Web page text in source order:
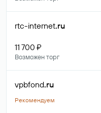
rtc-internet.ru
11 700 ₽
Возможен торг
vpbfond.ru
Рекомендуем